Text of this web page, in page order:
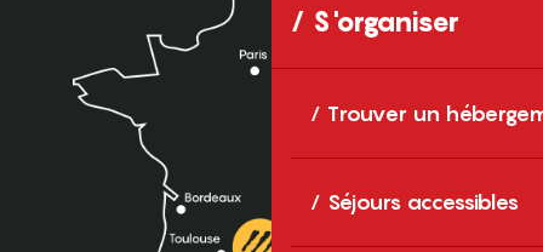
S'organiser
Trouver un
Séjours accessibles